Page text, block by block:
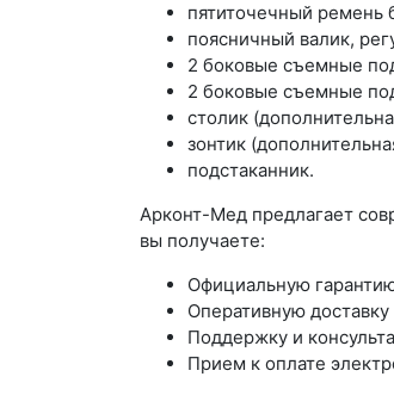
пятиточечный ремень
поясничный валик,
2 боковые съемные
2 боковые съемные
столик
зонтик
подстаканник.
Арконт-Мед предлагает
вы получаете:
Официальную
Оперативную
Поддержку и
Прием к оплате